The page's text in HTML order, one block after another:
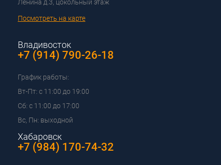
Ленина д.3, цокольный этаж
Посмотреть на карте
Владивосток
+7 (914) 790-26-18
График работы:
Вт-Пт: с 11:00 до 19:00
Сб: с 11:00 до 17:00
Вс, Пн: выходной
Хабаровск
+7 (984) 170-74-32